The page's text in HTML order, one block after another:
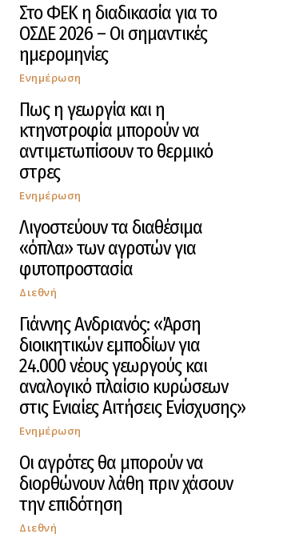
Στο ΦΕΚ η διαδικασία για το
ΟΣΔΕ 2026 – Οι σημαντικές
ημερομηνίες
Ενημέρωση
Πως η γεωργία και η
κτηνοτροφία μπορούν να
αντιμετωπίσουν το θερμικό
στρες
Ενημέρωση
Λιγοστεύουν τα διαθέσιμα
«όπλα» των αγροτών για
φυτοπροστασία
Διεθνή
Γιάννης Ανδριανός: «Άρση
διοικητικών εμποδίων για
24.000 νέους γεωργούς και
αναλογικό πλαίσιο κυρώσεων
στις Ενιαίες Αιτήσεις Ενίσχυσης»
Ενημέρωση
Οι αγρότες θα μπορούν να
διορθώνουν λάθη πριν χάσουν
την επιδότηση
Διεθνή